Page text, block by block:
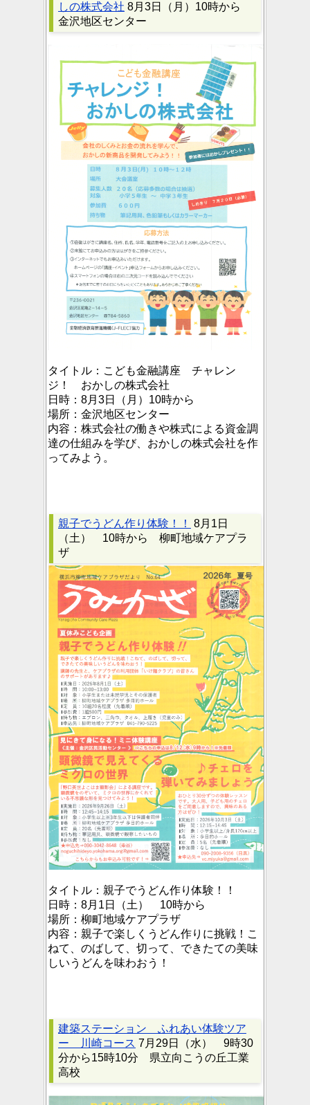
しの株式会社 8月3日（月）10時から
金沢地区センター
タイトル： こども金融講座 チャレン
ジ！ おかしの株式会社
日時： 8月3日（月）10時から
場所： 金沢地区センター
内容： 株式会社の働きや株式による資金調
達の仕組みを学び、おかしの株式会社を作
ってみよう。
親子でうどん作り体験！！
8月1日
（土） 10時から 柳町地域ケアプラ
ザ
タイトル： 親子でうどん作り体験！！
日時： 8月1日（土） 10時から
場所： 柳町地域ケアプラザ
内容： 親子で楽しくうどん作りに挑戦！こ
ねて、のばして、切って、できたての美味
しいうどんを味わおう！
建築ステーション ふれあい体験ツア
ー 川崎コース 7月29日（水） 9時30
分から15時10分 県立向こうの丘工業
高校